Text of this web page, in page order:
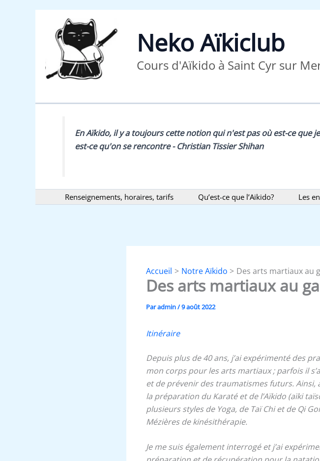
Neko Aïkiclub
Cours d'Aïkido à Saint Cyr sur
En Aïkido, il y a toujours cette notion qui n'est pas où est-ce que
est-ce qu'on se rencontre - Christian Tissier Shihan
Renseignements, horaires, tarifs Qu’est-ce que l’Aikido? Les
Accueil Notre Aïkido Des arts martiaux au
Des arts martiaux au
Paradmin/9 août 2022
Itinéraire
Depuis plus de 40 ans, j’ai expérimenté des
mon corps pour les arts martiaux ; parfois il
et de prévenir des traumatismes futurs. Ainsi,
la préparation du Karaté et de l’Aïkido (aïki
plusieurs styles de Yoga, de Taï Chi et de Qi
Mézières de kinésithérapie.
Je me suis également interrogé et j’ai